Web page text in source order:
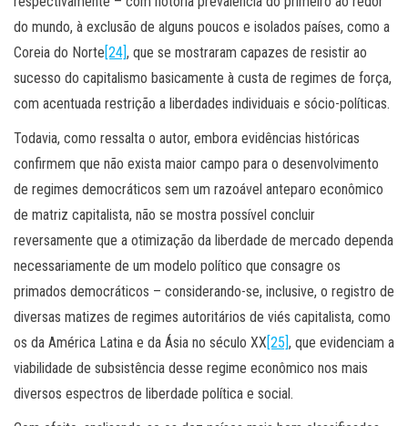
do mundo, à exclusão de alguns poucos e isolados países, como a
Coreia do Norte[24], que se mostraram capazes de resistir ao
sucesso do capitalismo basicamente à custa de regimes de força,
com acentuada restrição a liberdades individuais e sócio-políticas.
Todavia, como ressalta o autor, embora evidências históricas
confirmem que não exista maior campo para o desenvolvimento
de regimes democráticos sem um razoável anteparo econômico
de matriz capitalista, não se mostra possível concluir
reversamente que a otimização da liberdade de mercado dependa
necessariamente de um modelo político que consagre os
primados democráticos – considerando-se, inclusive, o registro de
diversas matizes de regimes autoritários de viés capitalista, como
os da América Latina e da Ásia no século XX[25], que evidenciam a
viabilidade de subsistência desse regime econômico nos mais
diversos espectros de liberdade política e social.